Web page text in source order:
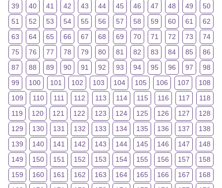
39 40 41 42 43 44 45 46 47 48 49
50
51
52 53 54 55 56 57 58 59 60 61
62
63
64 65 66 67 68 69 70 71 72 73
74
75
76 77 78 79 80 81 82 83 84 85
86
87
88 89 90 91 92 93 94 95 96 97
98
99
100 101 102 103 104 105 106 107
108
109
110 111 112 113 114 115 116 117
118
119
120 121 122 123 124 125 126 127
128
129
130 131 132 133 134 135 136 137
138
139
140 141 142 143 144 145 146 147
148
149
150 151 152 153 154 155 156 157
158
159
160 161 162 163 164 165 166 167
168